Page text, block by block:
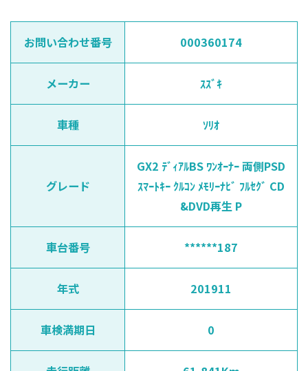
お問い合わせ番号 000360174
メーカー ｽｽﾞｷ
車種 ｿﾘｵ
グレード
GX2 ﾃﾞｨｱﾙBS ﾜﾝｵｰﾅｰ 両側PSD
ｽﾏｰﾄｷｰ ｸﾙｺﾝ ﾒﾓﾘｰﾅﾋﾞ ﾌﾙｾｸﾞ CD
&DVD再生 P
車台番号 ******187
年式 201911
車検満期日 0